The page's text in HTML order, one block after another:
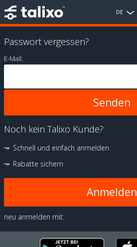
DE
Passwort vergessen?
E-Mail:
Noch kein Talixo Kunde?
Schnell und einfach anmelden
Rabatte sichern
Anmelden
neu anmelden mit: